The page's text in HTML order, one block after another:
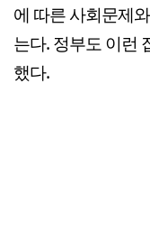
에 따른 사회문제
는다. 정부도 이런
했다.